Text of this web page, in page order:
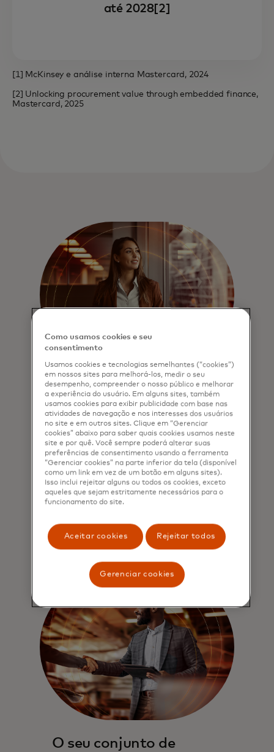
até 2028[2]
[1] McKinsey e análise interna Mastercard, 2024
[2] Unlocking procurement value through embedded finance,
Mastercard, 2025
Concebido para funcionar
para si
Escale ao ritmo que escolher e
aprofunde as relações com os
comerciantes. O nosso conjunto de
ferramentas de aceitação comercial
é modular, baseia‑se na sua
infraestrutura existente e
às necessidades dos comerciantes.
O seu conjunto de
Como usamos cookies e seu
consentimento
Usamos cookies e tecnologias semelhantes (“cookies”)
em nossos sites para melhorá-los, medir o seu
desempenho, compreender o nosso público e melhorar
a experiência do usuário. Em alguns sites, também
usamos cookies para exibir publicidade com base nas
atividades de navegação e nos interesses dos usuários
no site e em outros sites. Clique em “Gerenciar
cookies” abaixo para saber quais cookies usamos neste
site e por quê. Você sempre poderá alterar suas
preferências de consentimento usando a ferramenta
“Gerenciar cookies” na parte inferior da tela (disponível
como um link em vez de um botão em alguns sites).
Isso inclui rejeitar alguns ou todos os cookies, exceto
aqueles que sejam estritamente necessários para o
funcionamento do site.
Aceitar cookies Rejeitar todos
Gerenciar cookies